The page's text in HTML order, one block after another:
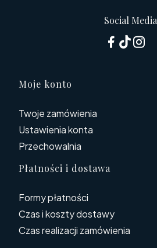
Social Media
Linki w stopce
Moje konto
Twoje zamówienia
Ustawienia konta
Przechowalnia
Płatności i dostawa
Formy płatności
Czas i koszty dostawy
Czas realizacji zamówienia